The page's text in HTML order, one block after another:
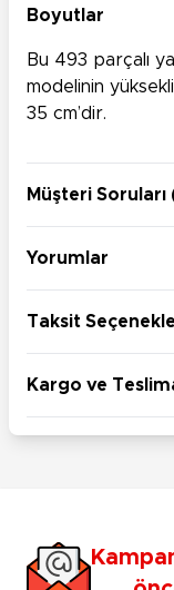
Boyutlar
Bu 493 parçalı
modelinin
35 cm’dir.
Müşteri Soruları
Yorumlar
Taksit
Kargo ve